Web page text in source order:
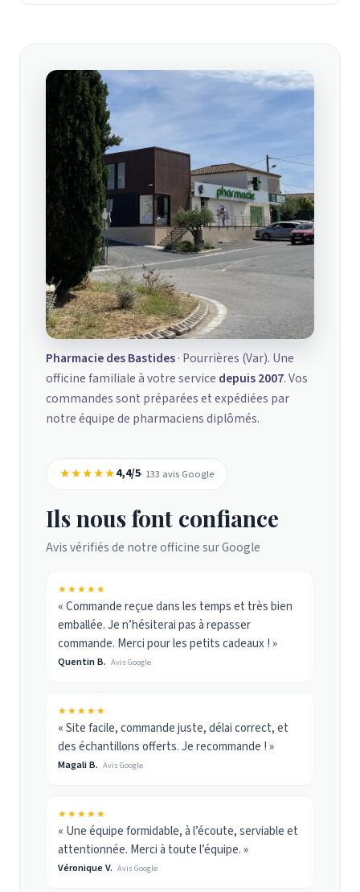
Pharmacie des Bastides· Pourrières (Var). Une
officine familiale à votre service depuis 2007. Vos
commandes sont préparées et expédiées par
notre équipe de pharmaciens diplômés.
★★★★★4,4/5· 133 avis Google
Ils nous font confiance
Avis vérifiés de notre officine sur Google
★★★★★
« Commande reçue dans les temps et très bien
emballée. Je n’hésiterai pas à repasser
commande. Merci pour les petits cadeaux ! »
Quentin B. Avis Google
★★★★★
« Site facile, commande juste, délai correct, et
des échantillons offerts. Je recommande ! »
Magali B. Avis Google
★★★★★
« Une équipe formidable, à l’écoute, serviable et
attentionnée. Merci à toute l’équipe. »
Véronique V. Avis Google